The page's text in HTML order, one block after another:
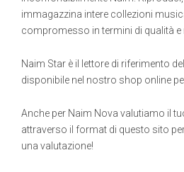
immagazzina intere collezioni
compromesso in termini di qualità e
Naim Star è il lettore di riferimento
disponibile nel nostro shop online
Anche per Naim Nova valutiamo il
attraverso il format di questo sito
una valutazione!